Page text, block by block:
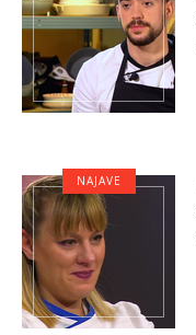
NAJAVE